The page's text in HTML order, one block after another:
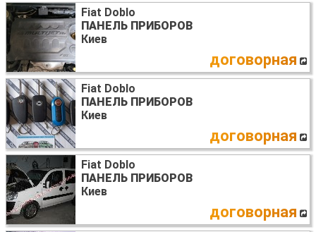
Fiat Doblo
ПАНЕЛЬ ПРИБОРОВ
Киев
договорная
Fiat Doblo
ПАНЕЛЬ ПРИБОРОВ
Киев
договорная
Fiat Doblo
ПАНЕЛЬ ПРИБОРОВ
Киев
договорная